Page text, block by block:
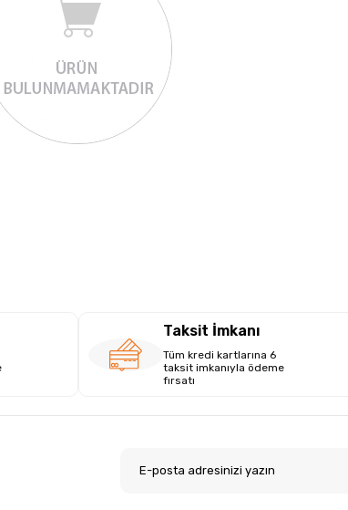
Taksit İmkanı
Tüm kredi kartlarına 6
taksit imkanıyla ödeme
fırsatı